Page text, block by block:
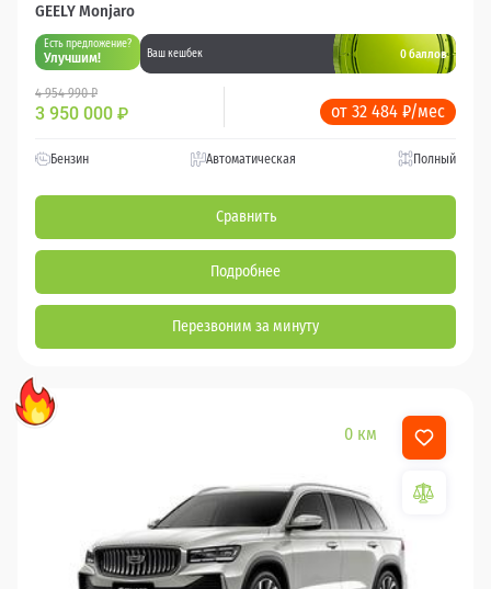
GEELY Monjaro
Есть предложение?
Улучшим! Ваш кешбек 0 баллов
4 954 990 ₽
3 950 000 ₽ от 32 484 ₽/мес
Бензин Автоматическая Полный
Сравнить
Подробнее
Перезвоним за минуту
0 км